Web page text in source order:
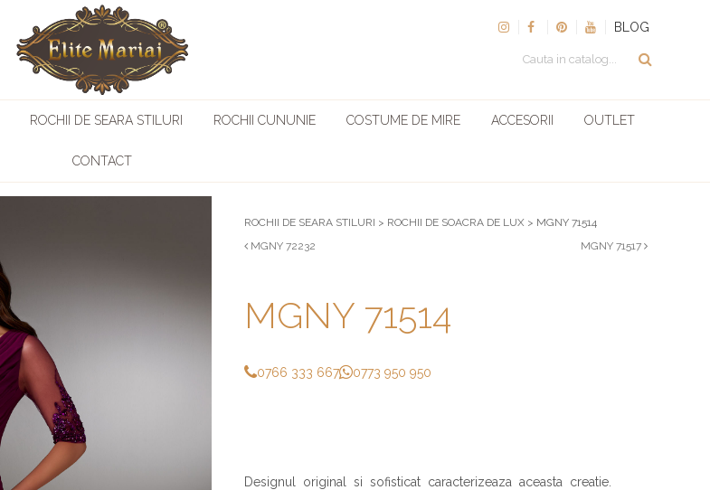
BLOG
ROCHII DE SEARA STILURI ROCHII CUNUNIE COSTUME DE MIRE ACCESORII OUTLET
CONTACT
ROCHII DE SEARA STILURI > ROCHII DE SOACRA DE LUX > MGNY 71514
MGNY 72232
MGNY 71517
MGNY 71514
0766 333 667 0773 950 950
Designul original si sofisticat caracterizeaza aceasta creatie.